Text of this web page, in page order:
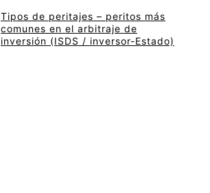
Tipos de peritajes – peritos más
comunes en el arbitraje de
inversión (ISDS / inversor-Estado)